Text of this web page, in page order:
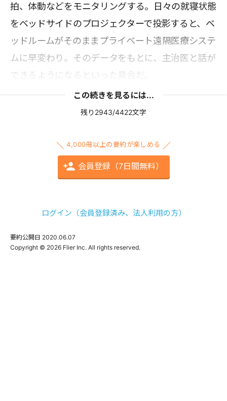
拍、体動などをモニタリングする。日々の就寝状態
をベッドサイドのプロジェクターで投影すると、ベ
ッドルームがそのままプライベート遠隔医療システ
ムに早変わり。そのデータをもとに、主治医と話が
できるようになるといった具合だ。
この続きを見るには...
残り2943/4422文字
4,000冊以上の要約が楽しめる
会員登録（7日間無料）
ログイン（会員登録済み、法人利用の方）
要約公開日 2020.06.07